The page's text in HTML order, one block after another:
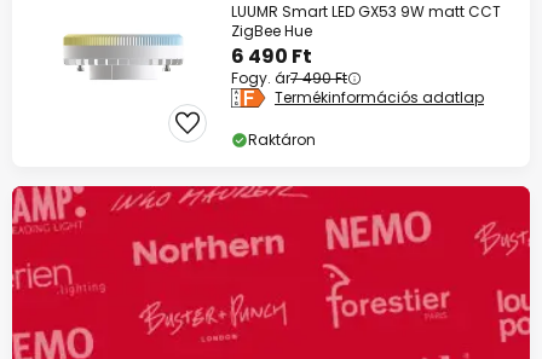
LUUMR Smart LED GX53 9W matt CCT
ZigBee Hue
6 490 Ft
Fogy. ár7 490 Ft
Termékinformációs adatlap
Raktáron